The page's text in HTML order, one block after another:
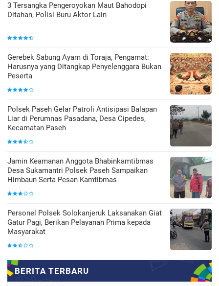
3 Tersangka Pengeroyokan Maut Bahodopi
Ditahan, Polisi Buru Aktor Lain
Gerebek Sabung Ayam di Toraja, Pengamat:
Harusnya yang Ditangkap Penyelenggara Bukan
Peserta
Polsek Paseh Gelar Patroli Antisipasi Balapan
Liar di Perumnas Pasadana, Desa Cipedes,
Kecamatan Paseh
Jamin Keamanan Anggota Bhabinkamtibmas
Desa Sukamantri Polsek Paseh Sampaikan
Himbaun Serta Pesan Kamtibmas
Personel Polsek Solokanjeruk Laksanakan Giat
Gatur Pagi, Berikan Pelayanan Prima kepada
Masyarakat